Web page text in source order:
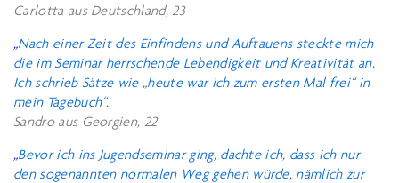
Carlotta aus Deutschland, 23
„Nach einer Zeit des Einfindens und Auftauens steckte mich
die im Seminar herrschende Lebendigkeit und Kreativität an.
Ich schrieb Sätze wie „heute war ich zum ersten Mal frei“ in
mein Tagebuch“.
Sandro aus Georgien, 22
„Bevor ich ins Jugendseminar ging, dachte ich, dass ich nur
den sogenannten normalen Weg gehen würde, nämlich zur